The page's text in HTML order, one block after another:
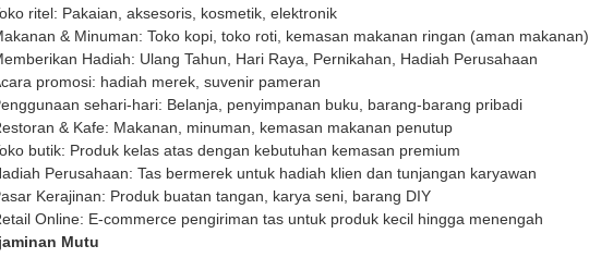
ritel: Pakaian, aksesoris, kosmetik, elektronik
& Minuman: Toko kopi, toko roti, kemasan makanan ringan (aman makanan)
Hadiah: Ulang Tahun, Hari Raya, Pernikahan, Hadiah Perusahaan
promosi: hadiah merek, suvenir pameran
sehari-hari: Belanja, penyimpanan buku, barang-barang pribadi
& Kafe: Makanan, minuman, kemasan makanan penutup
butik: Produk kelas atas dengan kebutuhan kemasan premium
Perusahaan: Tas bermerek untuk hadiah klien dan tunjangan karyawan
Kerajinan: Produk buatan tangan, karya seni, barang DIY
Online: E-commerce pengiriman tas untuk produk kecil hingga menengah
Mutu